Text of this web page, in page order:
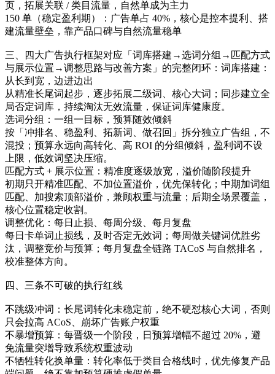
页，拓展关联 / 类目流量，自然单成为主力
150 单（稳定盈利期）：广告单占 40%，核心是控本提利、搭
建流量壁垒，靠产品口碑与自然流量稳单
三、四大广告执行框架对应「词库搭建→选词分组→匹配方式
与展示位置→调整思路与改善方案」的完整闭环：词库搭建：
从长到宽，边进边出
从精准长尾词起步，逐步拓展二级词、核心大词；同步建立全
局否定词库，持续淘汰无效流量，保证词库健康度。
选词分组：一组一目标，预算随效倾斜
按「冲排名、稳盈利、拓新词、做召回」拆分独立广告组，不
混投；预算永远向高转化、高 ROI 的分组倾斜，盈利词不设
上限，低效词坚决压缩。
匹配方式 + 展示位置：精准度逐级放宽，溢价随阶段提升
初期只开精准匹配、不加位置溢价，优先保转化；中期加词组
匹配、加搜索顶部溢价，兼顾权重与流量；后期全场景覆盖，
核心位置稳定收割。
调整优化：每日止损、每周分级、每月复盘
每日卡单词止损线，及时否定无效词；每周做关键词优胜劣
汰，调整竞价与预算；每月复盘全链路 TACoS 与自然排名，
校准整体方向。
四、三条不可破的执行红线
不跳级冲词：长尾词转化未稳定前，绝不硬怼核心大词，否则
只会拉高 ACoS、崩坏广告账户权重
不暴增预算：每晋级一个阶段，日预算增幅不超过 20%，避
免流量突增导致系统权重波动
不牺牲转化换单量：转化率低于类目合格线时，优先修复产品